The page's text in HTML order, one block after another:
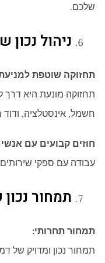
שלכם.
ניהול
תחזוקה שוטפת למניעת
תחזוקה מונעת היא דרך
חשמל, אינסטלציה, ודוד
חוזים קבועים עם
עבודה עם ספקי שירותים
תמחור
תמחור תחרותי:
תמחור נכון ומדויק של